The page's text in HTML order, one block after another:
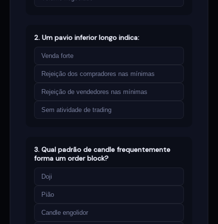
2. Um pavio inferior longo indica:
Venda forte
Rejeição dos compradores nas mínimas
Rejeição de vendedores nas mínimas
Sem atividade de trading
3. Qual padrão de candle frequentemente
forma um order block?
Doji
Pião
Candle engolidor